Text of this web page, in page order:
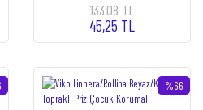
133,08 TL
45,25 TL
%66